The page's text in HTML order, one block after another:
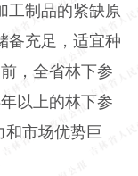
工制品的紧缺原
备充足，适宜种
，全省林下参
以上的林下参
和市场优势巨